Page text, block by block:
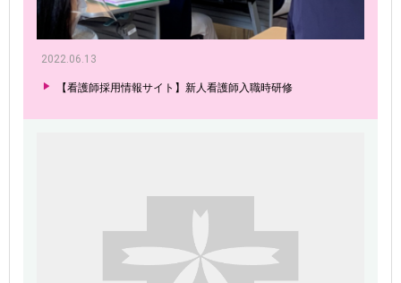
2022.06.13
【看護師採用情報サイト】新人看護師入職時研修